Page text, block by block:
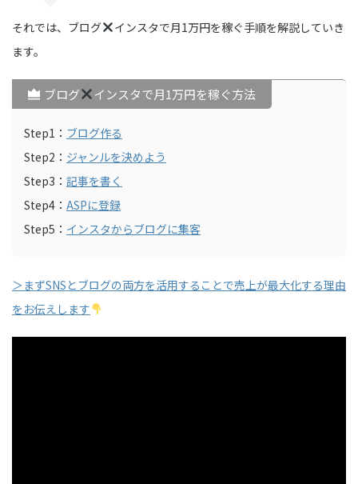
それでは、ブログ
インスタで月1万円を稼ぐ手順を解説していき
ます。
ブログ インスタで月1万円を稼ぐ方法
Step1： ブログ作る
Step2： ジャンルを決めよう
Step3： 記事を書く
Step4： ASPに登録
Step5： インスタからブログに集客
＞まずSNSとブログの両方を活用することで売上が最大化する理由
をお伝えします